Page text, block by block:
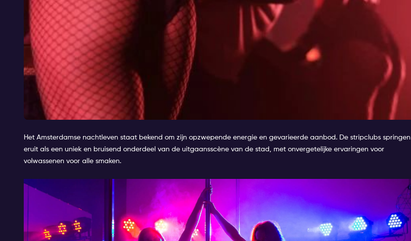
Het Amsterdamse nachtleven staat bekend om zijn opzwepende energie en gevarieerde aanbod. De stripclubs springen
eruit als een uniek en bruisend onderdeel van de uitgaansscène van de stad, met onvergetelijke ervaringen voor
volwassenen voor alle smaken.